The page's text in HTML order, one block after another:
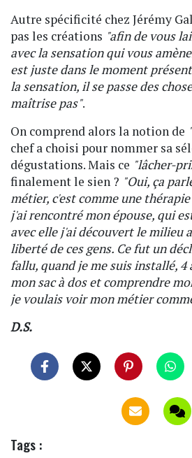
Autre spécificité chez Jérémy
pas les créations "afin de vous
avec la sensation qui vous
est juste dans le moment
la sensation, il se passe des
maîtrise pas".
On comprend alors la notion de
chef a choisi pour nommer sa
dégustations. Mais ce "lâcher-
finalement le sien ? "Oui, ça
métier, c'est comme une
j'ai rencontré mon épouse, qui
avec elle j'ai découvert le milieu
liberté de ces gens. Ce fut un
fallu, quand je me suis installé, 4
mon sac à dos et comprendre
je voulais voir mon métier
D.S.
Tags :